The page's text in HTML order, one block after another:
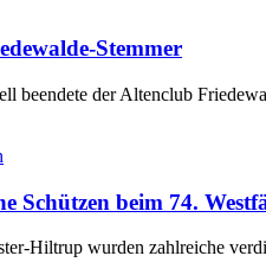
Stemmer
beendete der Altenclub
Schützen beim 74.
Hiltrup wurden zahlreiche